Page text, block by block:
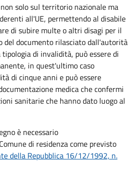
solo sul territorio nazionale ma
all'UE, permettendo al disabile
di subire multe o altri disagi per il
del documento rilasciato dall'autorità
di invalidità, può essere di
in quest'ultimo caso
di cinque anni e può essere
medica che confermi
sanitarie che hanno dato luogo al
è necessario
di residenza come previsto
della Repubblica 16/12/1992, n.